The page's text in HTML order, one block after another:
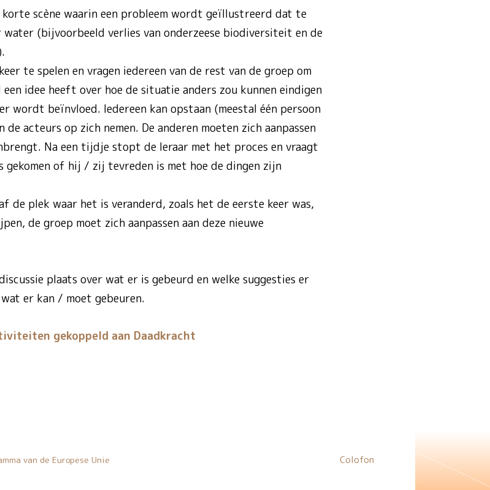
korte scène waarin een probleem wordt geïllustreerd dat te
water (bijvoorbeeld verlies van onderzeese biodiversiteit en de
te spelen en vragen iedereen van de rest van de groep om
idee heeft over hoe de situatie anders zou kunnen eindigen
wordt beïnvloed. Iedereen kan opstaan ​​(meestal één persoon
acteurs op zich nemen. De anderen moeten zich aanpassen
Na een tijdje stopt de leraar met het proces en vraagt
gekomen of hij / zij tevreden is met hoe de dingen zijn
de plek waar het is veranderd, zoals het de eerste keer was,
de groep moet zich aanpassen aan deze nieuwe
plaats over wat er is gebeurd en welke suggesties er
er kan / moet gebeuren.
gekoppeld aan Daadkracht
van de Europese Unie Colofon